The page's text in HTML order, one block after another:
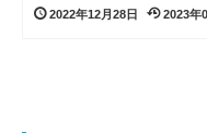
2022年12月28日 2023年